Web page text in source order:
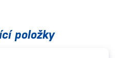
položky